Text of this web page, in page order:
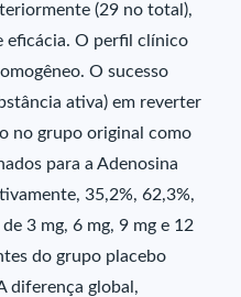
(29 no total),
eficácia. O perfil clínico
O sucesso
ativa) em reverter
no grupo original como
para a Adenosina
35,2%, 62,3%,
3 mg, 6 mg, 9 mg e 12
do grupo placebo
diferença global,